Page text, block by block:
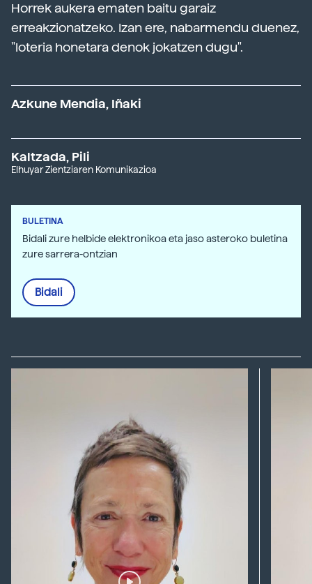
Horrek aukera ematen baitu garaiz
erreakzionatzeko. Izan ere, nabarmendu duenez,
"loteria honetara denok jokatzen dugu".
Azkune Mendia, Iñaki
Kaltzada, Pili
Elhuyar Zientziaren Komunikazioa
BULETINA
Bidali zure helbide elektronikoa eta jaso asteroko buletina
zure sarrera-ontzian
Bidali